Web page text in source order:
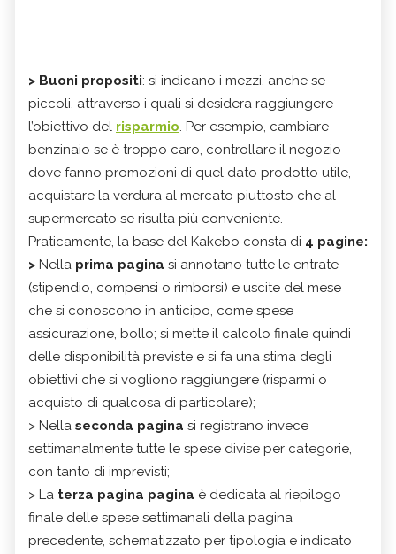
> Buoni propositi: si indicano i mezzi, anche se
piccoli, attraverso i quali si desidera raggiungere
l’obiettivo del risparmio. Per esempio, cambiare
benzinaio se è troppo caro, controllare il negozio
dove fanno promozioni di quel dato prodotto utile,
acquistare la verdura al mercato piuttosto che al
supermercato se risulta più conveniente.
Praticamente, la base del Kakebo consta di 4 pagine:
> Nella prima pagina si annotano tutte le entrate
(stipendio, compensi o rimborsi) e uscite del mese
che si conoscono in anticipo, come spese
assicurazione, bollo; si mette il calcolo finale quindi
delle disponibilità previste e si fa una stima degli
obiettivi che si vogliono raggiungere (risparmi o
acquisto di qualcosa di particolare);
> Nella seconda pagina si registrano invece
settimanalmente tutte le spese divise per categorie,
con tanto di imprevisti;
> La terza pagina pagina è dedicata al riepilogo
finale delle spese settimanali della pagina
precedente, schematizzato per tipologia e indicato